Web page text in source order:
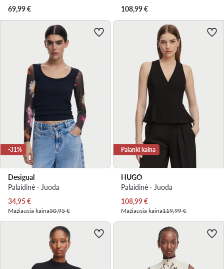
69,99€
108,99€
-31%
Desigual
Palaidinė · Juoda
Dabartinė kaina
34,95€
Mažiausia kaina50,95 €
Palanki kaina
HUGO
Palaidinė · Juoda
Dabartinė kaina
108,99€
Mažiausia kaina119,99 €